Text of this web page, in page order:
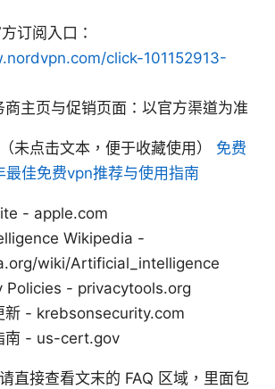
订阅入口：
click-101152913-
商主页与促销页面：以官方渠道为准
未点击文本，便于收藏使用） 免费
佳免费vpn推荐与使用指南
- apple.com
Wikipedia -
wiki/Artificial_intelligence
Policies - privacytools.org
新 - krebsonsecurity.com
南 - us-cert.gov
直接查看文末的 FAQ 区域，里面包